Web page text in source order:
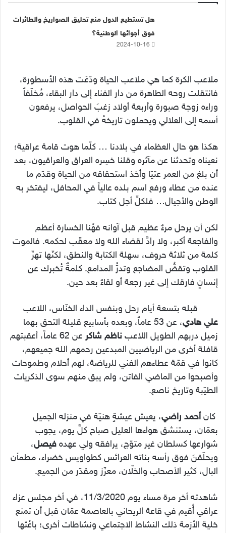
هل تستطيع الدول منع تحليق الصواريخ والطائرات
فوق أجوائها الوطنية؟
2024-10-16
ملاعب الكرة كما هي ملاعب الحياة ودّعَت هذه الأسطورة،
فانتقلت روحه الطاهرة من دار الفناء إلى دار البقاء، مُخلّفاً
وراءه زوجة صبورة وأربعة أولاد زغبَ الحواصل، يرفعون
أسمه إلى العلالي ويحملون تاريخهُ في القلوب.
هكذا هو حال العظماء في بلادنا … كلّما هوت قامة عراقية؛
نعيناه وتحدثنا عن مآثره وقلنا خسِره العراق والعراقيون، بعد
أن بلغ من العمر عتيّا وأخذ استحقاقه من الحياة وقدّم ما
عنده من عطاء ورفع اسم بلده عالياً في المحافل، ليفتخر به
الوطن والأجيال… فلكلِّ أجل كتاب.
لكن أن يرحل مرءٌ عظيم قبل آوانه فهُنا الخسارة أعظم
والفاجعة أكبر، ولا رادَّ لقضاء الله ولا معقّب لحكمه. فالموت
كلمة من ثلاثة حروف، سهلة الكتابة والنطق، لكنّها تهزّ
القلوب‎ وتقضُّ المضاجع‎ وتدرُّ المدامع. كلمةٌ تُخبرك عن
إنسانٍ فارقك إلى غير رجعة أو لقاءٌ بعد حين.
قبله بتسعة أيام رحل وبنفس الداء الخنّاس، اللاعب
علي هادي
، عن 53 عاماً، وبعده بأسابيع قليلة التحق بهما
زميل دربهم الطويل اللاعب ناظم شاكر
عن 62 عاماً، أعقبتهم
قافلة أخرى من الرياضيين المبدعين رحمهم الله جميعهم،
كانوا في قمّة عطاءهم الفني للرياضة، لهم أحلام وطموحات
وأصبحوا من الماضي الفاتن، ولم يبق منهم سوى الذكريات
الطيّبة وتاريخ ناصع.
كان أحمد راضي، يعيش عيشةٍ هنيّة في منزله الجميل
بعمّان، يستنشق هواءها العليل صباح كلَّ يوم، يجوب
شوارعها كسلطان غير متوّج، يرافقه ولي عهده فيصل،
ويحلّقنَ فوق رأسه بناته العرائس كطواويس خضراء، مطمأن
البال، كثير الأصحاب والخلّان، معزّز ومقدّر من الجميع.
شاهدته أخر مرة مساء يوم 11/3/2020، في أخر مجلس عزاء
عراقي أُقيم في قاعة الريحاني بالعاصمة عمّان قبل أن تمنع
خلية الأزمة ذلك النشاط الاجتماعي ونشاطات أخرى؛ باعُثها